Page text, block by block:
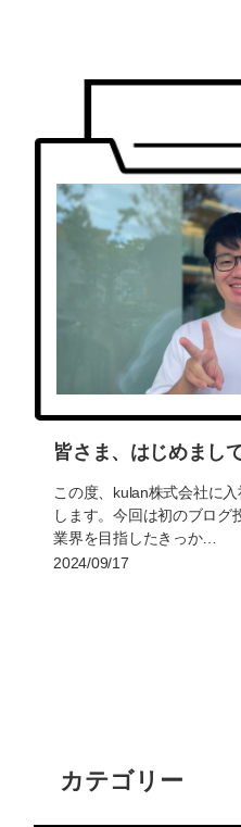
皆さま、はじめまし
この度、kulan株式会社に
します。今回は初のブログ
業界を目指したきっか…
2024/09/17
カテゴリー